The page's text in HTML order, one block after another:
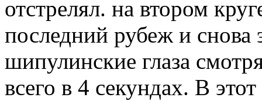
отстрелял. на втором
последний рубеж и снова
шипулинские глаза
всего в 4 секундах. В